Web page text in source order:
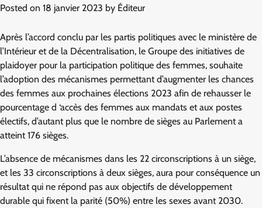
Posted on 18 janvier 2023 by Éditeur
Après l’accord conclu par les partis politiques avec le ministère de
l’Intérieur et de la Décentralisation, le Groupe des initiatives de
plaidoyer pour la participation politique des femmes, souhaite
l’adoption des mécanismes permettant d’augmenter les chances
des femmes aux prochaines élections 2023 afin de rehausser le
pourcentage d ‘accès des femmes aux mandats et aux postes
électifs, d’autant plus que le nombre de sièges au Parlement a
atteint 176 sièges.
L’absence de mécanismes dans les 22 circonscriptions à un siège,
et les 33 circonscriptions à deux sièges, aura pour conséquence un
résultat qui ne répond pas aux objectifs de développement
durable qui fixent la parité (50%) entre les sexes avant 2030.